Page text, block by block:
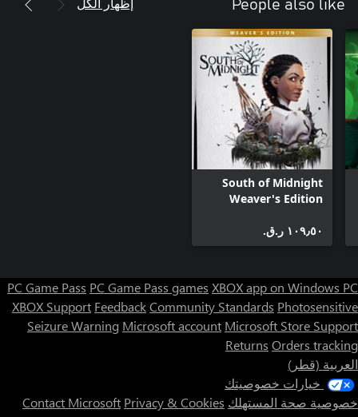
People also like
South of Midnight
Weaver's Edition
١٠٩٫٥٠ ر.ق.‏
PC Game Pass PC Game Pass games XBOX app on Windows PC
XBOX Support FeedbackCommunity Standards Photosensitive
Seizure Warning Microsoft account Microsoft Store Support
Returns Orders tracking
العربية (قطر)
خيارات خصوصيتك
خصوصية صحة المستهلك
Contact Microsoft Privacy & Cookies